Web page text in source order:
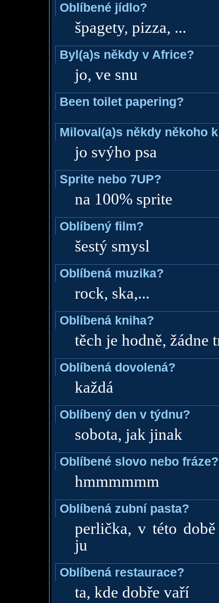
Oblíbené jídlo?
špagety, pizza, ...
Byl(a)s někdy v Africe?
jo, ve snu
Been toilet papering?
Miloval(a)s někdy někoho
jo svýho psa
Sprite nebo 7UP?
na 100% sprite
Oblíbený film?
šestý smysl
Oblíbená muzika?
rock, ska,...
Oblíbená kniha?
těch je hodně, žádne
Oblíbená dovolená?
každá
Oblíbený den v týdnu?
sobota, jak jinak
Oblíbené slovo nebo fráze?
hmmmmmm
Oblíbená zubní pasta?
perlička, v této
ju
Oblíbená restaurace?
ta, kde dobře vaří